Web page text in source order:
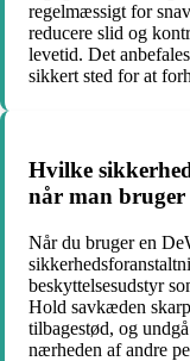
regelmæssigt for
reducere slid og
levetid. Det
sikkert sted for at
Hvilke
når man bruger
Når du bruger en
beskyttelsesudstyr
Hold savkæden
tilbagestød, og
nærheden af andre